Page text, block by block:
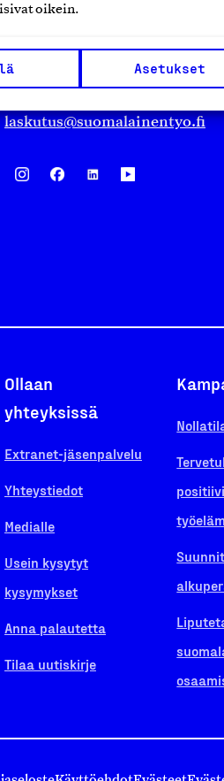
oikein.
Asetukset
Eteläranta 14,
Finland
laskutus@suomalainentyo.fi
Ollaan
yhteyksissä
Extranet-jäsenpalvelu
Yhteystiedot
Medialle
Usein kysytyt
kysymykset
Anna palautetta
Tilaa uutiskirje